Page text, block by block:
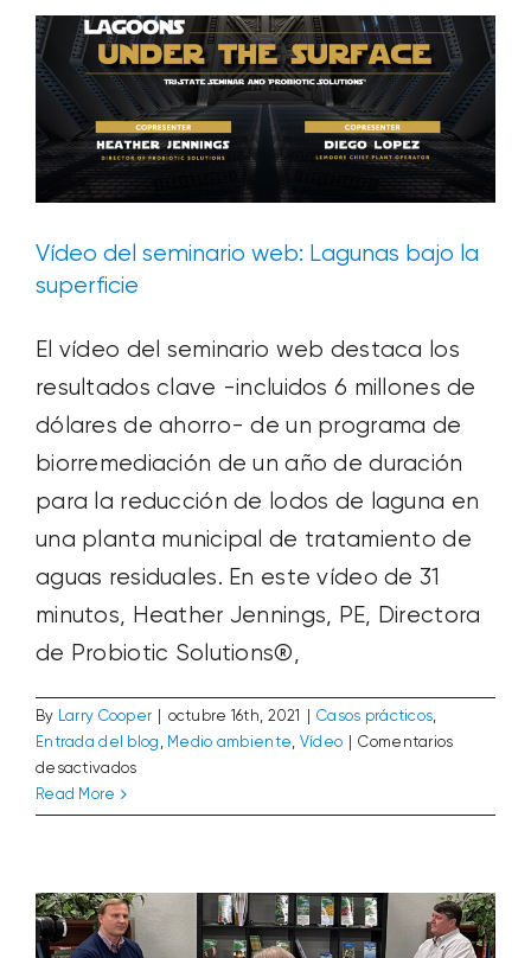
Húmico
Líquido
con
Agroquímicos
Vídeo del seminario web: Lagunas bajo la
superficie
El vídeo del seminario web destaca los
resultados clave -incluidos 6 millones de
dólares de ahorro- de un programa de
biorremediación de un año de duración
para la reducción de lodos de laguna en
una planta municipal de tratamiento de
aguas residuales. En este vídeo de 31
minutos, Heather Jennings, PE, Directora
de Probiotic Solutions®,
By Larry Cooper octubre 16th, 2021 Casos prácticos,
Entrada del blog , Medio ambiente, Vídeo
Comentarios
desactivadosen
del
Lagunas
bajo
la
Read More
Entrevista con el Director General del
Instituto de Fertilizantes, Corey